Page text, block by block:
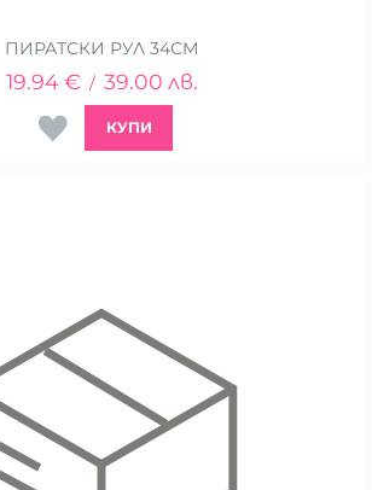
ПИРАТСКИ РУЛ 34СМ
19.94 € / 39.00 лв.
КУПИ